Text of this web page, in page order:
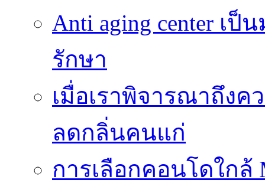
Anti aging center เ
รักษา
เมื่อเราพิจารณาถึง
ลดกลิ่นคนแก่
การเลือกคอนโดใก